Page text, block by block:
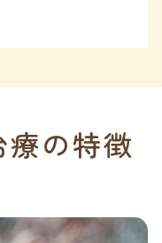
の特徴